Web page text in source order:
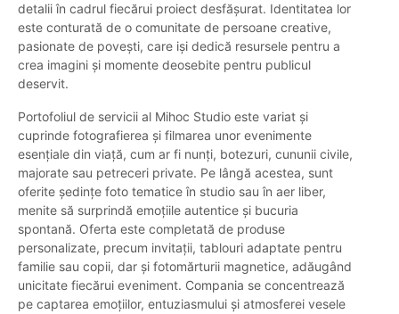
detalii în cadrul fiecărui proiect desfășurat. Identitatea lor
este conturată de o comunitate de persoane creative,
pasionate de povești, care iși dedică resursele pentru a
crea imagini și momente deosebite pentru publicul
deservit.
Portofoliul de servicii al Mihoc Studio este variat și
cuprinde fotografierea și filmarea unor evenimente
esențiale din viață, cum ar fi nunți, botezuri, cununii civile,
majorate sau petreceri private. Pe lângă acestea, sunt
oferite ședințe foto tematice în studio sau în aer liber,
menite să surprindă emoțiile autentice și bucuria
spontană. Oferta este completată de produse
personalizate, precum invitații, tablouri adaptate pentru
familie sau copii, dar și fotomărturii magnetice, adăugând
unicitate fiecărui eveniment. Compania se concentrează
pe captarea emoțiilor, entuziasmului și atmosferei vesele